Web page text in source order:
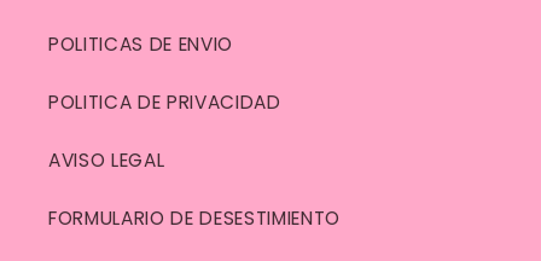
POLITICAS DE ENVIO
POLITICA DE PRIVACIDAD
AVISO LEGAL
FORMULARIO DE DESESTIMIENTO